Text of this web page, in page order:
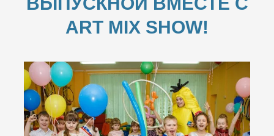
ART MIX SHOW!